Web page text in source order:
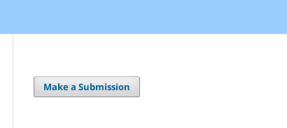
Make a Submission